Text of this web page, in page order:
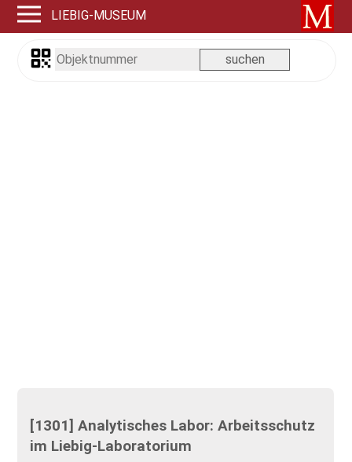
LIEBIG-MUSEUM
[1301] Analytisches Labor: Arbeitsschutz
im Liebig-Laboratorium